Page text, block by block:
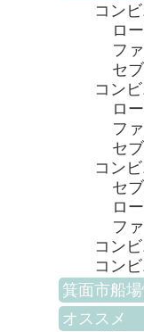
コン
ロ
フ
セ
コン
ロ
フ
セ
コン
セ
ロ
フ
コン
コン
箕面市船
オススメ